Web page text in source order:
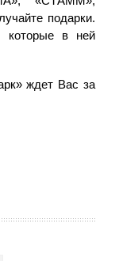
подарки.
которые в ней
ждет Вас за